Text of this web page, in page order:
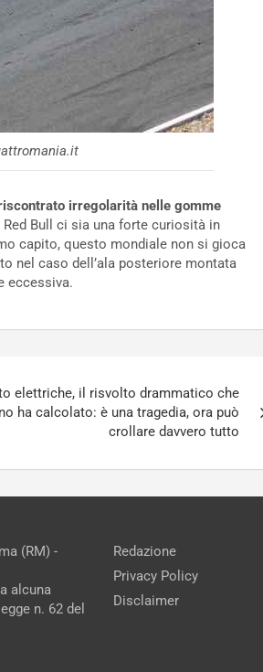
irregolarità nelle gomme
Red Bull ci sia una forte curiosità in
capito, questo mondiale non si gioca
nel caso dell’ala posteriore montata
eccessiva.
elettriche, il risvolto drammatico che
ha calcolato: è una tragedia, ora può
crollare davvero tutto
(RM) -
alcuna
n. 62 del
Redazione
Privacy Policy
Disclaimer